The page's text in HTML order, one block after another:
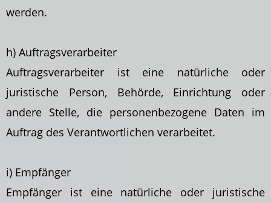
werden.
h) Auftragsverarbeiter
Auftragsverarbeiter ist eine natürliche oder
juristische Person, Behörde, Einrichtung oder
andere Stelle, die personenbezogene Daten im
Auftrag des Verantwortlichen verarbeitet.
i) Empfänger
Empfänger ist eine natürliche oder juristische